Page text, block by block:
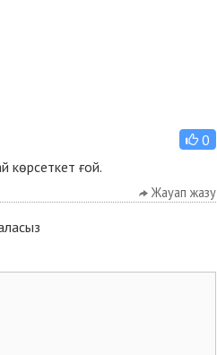
0
көрсеткет ғой.
Жауап жазу